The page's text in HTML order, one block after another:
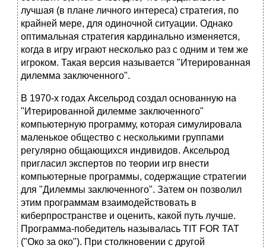
лучшая (в плане личного интереса) стратегия, по
крайней мере, для одиночной ситуации. Однако
оптимальная стратегия кардинально изменяется,
когда в игру играют несколько раз с одним и тем же
игроком. Такая версия называется "Итерированная
дилемма заключенного".
В 1970-х годах Аксельрод создал основанную на
"Итерированной дилемме заключенного"
компьютерную программу, которая симулировала
маленькое общество с несколькими группами
регулярно общающихся индивидов. Аксельрод
пригласил экспертов по теории игр внести
компьютерные программы, содержащие стратегии
для "Дилеммы заключенного". Затем он позволил
этим программам взаимодействовать в
киберпространстве и оценить, какой путь лучше.
Программа-победитель называлась TIT FOR TAT
("Око за око"). При столкновении с другой